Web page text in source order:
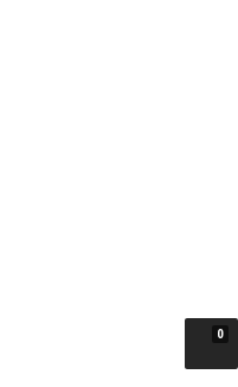
0